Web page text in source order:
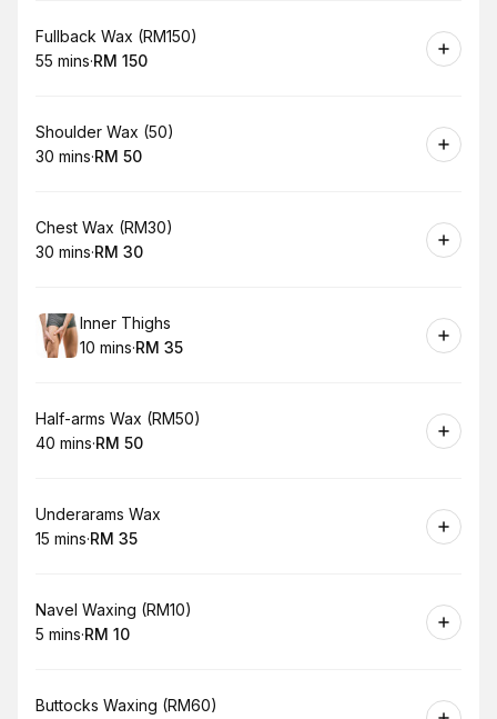
Book
Fullback Wax (RM150)
.Duration
55 mins·
.Price:
RM 150
Book
Shoulder Wax (50)
.Duration
30 mins·
.Price
RM 50
Book
Chest Wax (RM30)
.Duration
30 mins·
.Price
RM 30
Book
Inner Thighs
.Duration :
10 mins·
.Price
RM 35
Book
Half-arms Wax (RM50)
.Duration:
40 mins·
.Price
RM 50
Book
Underarams Wax
.Duration :
15 mins·
.Price
RM 35
Book
Navel Waxing (RM10)
. Duration:
5 mins·
.Price
RM 10
Book
Buttocks Waxing (RM60)